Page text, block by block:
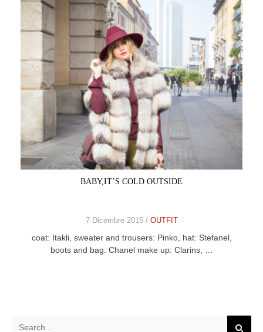
BABY,IT’S COLD OUTSIDE
7 Dicembre 2015 / OUTFIT
coat: Itakli, sweater and trousers: Pinko, hat: Stefanel,
boots and bag: Chanel make up: Clarins, …